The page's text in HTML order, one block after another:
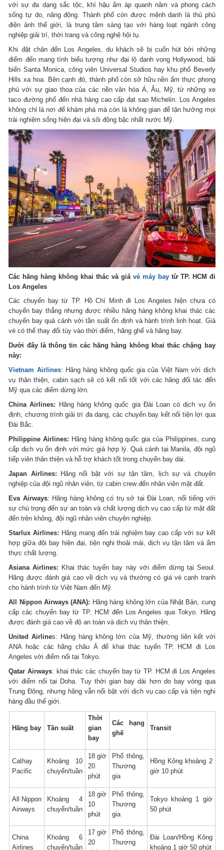
với sự đa dạng sắc tộc, khí hậu ấm áp quanh năm và phong cách
sống tự do, năng động. Thành phố còn được mệnh danh là thủ phủ
điện ảnh thế giới, là trung tâm sáng tạo với hàng loạt ngành công
nghiệp giải trí, thời trang và công nghệ hội tụ.
Khi đặt chân đến Los Angeles, du khách sẽ bị cuốn hút bởi những
điểm đến mang tính biểu tượng như đại lộ danh vọng Hollywood, bãi
biển Santa Monica, công viên Universal Studios hay khu phố Beverly
Hills xa hoa. Bên cạnh đó, thành phố còn sở hữu nền ẩm thực phong
phú với sự giao thoa của các nền văn hóa Á, Âu, Mỹ, từ những xe
taco đường phố đến nhà hàng cao cấp đạt sao Michelin. Los Angeles
không chỉ là nơi để khám phá mà còn là không gian để tận hưởng mọi
trải nghiệm sống hiện đại và sôi động bậc nhất nước Mỹ.
Các hãng hàng không khai thác và giá vé máy baytừ TP. HCM đi
Los Angeles
Các chuyến bay từ TP. Hồ Chí Minh đi Los Angeles hiện chưa có
chuyến bay thẳng nhưng được nhiều hãng hàng không khai thác các
chuyến bay quá cảnh với tần suất ổn định và hành trình linh hoạt. Giá
vé có thể thay đổi tùy vào thời điểm, hãng ghế và hãng bay.
Dưới đây là thông tin các hãng hàng không khai thác chặng bay
này:
Vietnam Airlines: Hãng hàng không quốc gia của Việt Nam với dịch
vụ thân thiện, cabin sạch sẽ có kết nối tốt với các hãng đối tác đến
Mỹ qua các điểm dừng lớn.
China Airlines: Hãng hàng không quốc gia Đài Loan có dịch vụ ổn
định, chương trình giải trí đa dạng, các chuyến bay kết nối tiện lợi qua
Đài Bắc.
Philippine Airlines: Hãng hàng không quốc gia của Philippines, cung
cấp dịch vụ ổn định với mức giá hợp lý. Quá cảnh tại Manila, đội ngũ
tiếp viên thân thiện và hỗ trợ khách tốt trong chuyến bay dài.
Japan Airlines:
Hãng nổi bật với sự tận tâm, lịch sự và chuyên
nghiệp của đội ngũ nhân viên, từ cabin crew đến nhân viên mặt đất.
Eva Airways: Hãng hàng không có trụ sở tại Đài Loan, nổi tiếng với
sự chú trọng đến sự an toàn và chất lượng dịch vụ cao cấp từ mặt đất
đến trên không, đội ngũ nhân viên chuyên nghiệp.
Starlux Airlines: Hãng mang đến trải nghiệm bay cao cấp với sự kết
hợp giữa đội bay hiện đại, tiện nghi thoải mái, dịch vụ tận tâm và ẩm
thực chất lượng.
Asiana Airlines: Khai thác tuyến bay này với điểm dừng tại Seoul.
Hãng được đánh giá cao về dịch vụ và thường có giá vé cạnh tranh
cho hành trình từ Việt Nam đến Mỹ.
All Nippon Airways (ANA): Hãng hàng không lớn của Nhật Bản, cung
cấp các chuyến bay từ TP. HCM đến Los Angeles qua Tokyo. Hãng
được đánh giá cao về độ an toàn và dịch vụ thân thiện.
United Airlines: Hãng hàng không lớn của Mỹ, thường liên kết với
ANA hoặc các hãng châu Á để khai thác tuyến TP. HCM đi Los
Angeles với điểm nối tại Tokyo.
Qatar Airways: khai thác các chuyến bay từ TP. HCM đi Los Angeles
với điểm nối tại Doha. Tuy thời gian bay dài hơn do bay vòng qua
Trung Đông, nhưng hãng vẫn nổi bật với dịch vụ cao cấp và tiện nghi
hàng đầu thế giới.
Hãng bay Tần suất
Thời
gian
bay
Các hạng
ghế
Transit
Cathay
Pacific
Khoảng 10
chuyến/tuần
18 giờ
20
phút
Phổ thông,
Thương
gia
Hồng Kông khoảng 2
giờ 10 phút
All Nippon
Airways
Khoảng 4
chuyến/tuần
18 giờ
10
phút
Phổ thông,
Thương
gia
Tokyo khoảng 1 giờ
50 phút
China
Airlines
Khoảng 6
chuyến/tuần
17 giờ
20
Phổ thông,
Thương
Đài Loan/Hồng Kông
khoảng 1 giờ 50 phút